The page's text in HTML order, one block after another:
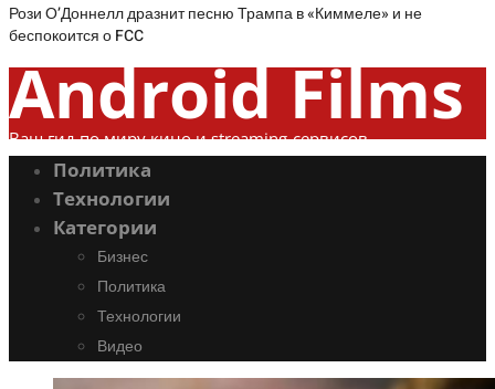
Рози О’Доннелл дразнит песню Трампа в «Киммеле» и не
беспокоится о FCC
Android Films
Ваш гид по миру кино и streaming-сервисов
Политика
Технологии
Категории
Бизнес
Политика
Технологии
Видео